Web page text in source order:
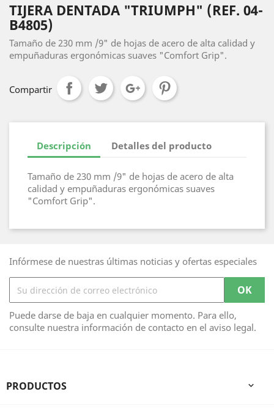
TIJERA DENTADA "TRIUMPH" (REF. 04-
B4805)
Tamaño de 230 mm /9" de hojas de acero de alta calidad y
empuñaduras ergonómicas suaves "Comfort Grip".
Compartir
Descripción Detalles del producto
Tamaño de 230 mm /9" de hojas de acero de alta
calidad y empuñaduras ergonómicas suaves
"Comfort Grip".
Infórmese de nuestras últimas noticias y ofertas especiales
Puede darse de baja en cualquier momento. Para ello,
consulte nuestra información de contacto en el aviso legal.
PRODUCTOS 